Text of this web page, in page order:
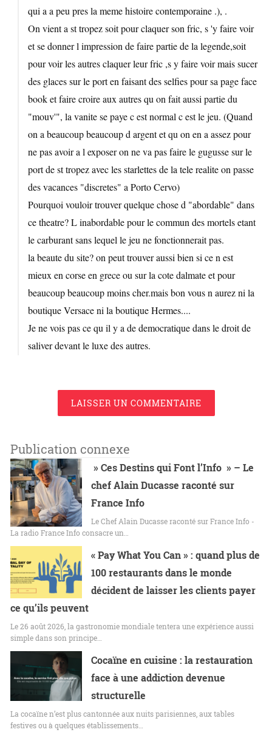
qui a a peu pres la meme histoire contemporaine .), .
On vient a st tropez soit pour claquer son fric, s 'y faire voir
et se donner l impression de faire partie de la legende,soit
pour voir les autres claquer leur fric ,s y faire voir mais sucer
des glaces sur le port en faisant des selfies pour sa page face
book et faire croire aux autres qu on fait aussi partie du
"mouv'", la vanite se paye c est normal c est le jeu. (Quand
on a beaucoup beaucoup d argent et qu on en a assez pour
ne pas avoir a l exposer on ne va pas faire le gugusse sur le
port de st tropez avec les starlettes de la tele realite on passe
des vacances "discretes" a Porto Cervo)
Pourquoi vouloir trouver quelque chose d "abordable" dans
ce theatre? L inabordable pour le commun des mortels etant
le carburant sans lequel le jeu ne fonctionnerait pas.
la beaute du site? on peut trouver aussi bien si ce n est
mieux en corse en grece ou sur la cote dalmate et pour
beaucoup beaucoup moins cher.mais bon vous n aurez ni la
boutique Versace ni la boutique Hermes....
Je ne vois pas ce qu il y a de democratique dans le droit de
saliver devant le luxe des autres.
LAISSER UN COMMENTAIRE
Publication connexe
» Ces Destins qui Font l’Info » – Le
chef Alain Ducasse raconté sur
France Info
Le Chef Alain Ducasse raconté sur France Info -
La radio France Info consacre un…
« Pay What You Can » : quand plus de
100 restaurants dans le monde
décident de laisser les clients payer
ce qu’ils peuvent
Le 26 août 2026, la gastronomie mondiale tentera une expérience aussi
simple dans son principe…
Cocaïne en cuisine : la restauration
face à une addiction devenue
structurelle
La cocaïne n’est plus cantonnée aux nuits parisiennes, aux tables
festives ou à quelques établissements…